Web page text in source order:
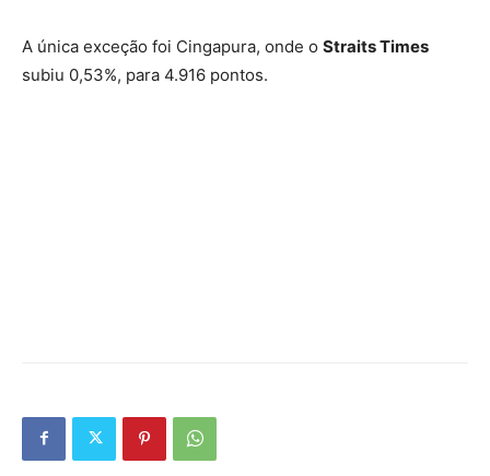
A única exceção foi Cingapura, onde o Straits Times
subiu 0,53%, para 4.916 pontos.